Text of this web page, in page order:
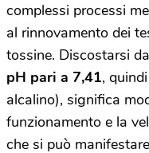
complessi processi
al rinnovamento dei
tossine. Discostarsi
pH pari a 7,41,
alcalino), significa
funzionamento e la
che si può